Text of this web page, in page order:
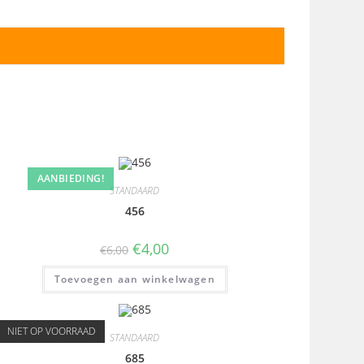
AANBIEDING!
STANDAARD
456
€6,00 €4,00
Toevoegen aan winkelwagen
NIET OP VOORRAAD STANDAARD
685